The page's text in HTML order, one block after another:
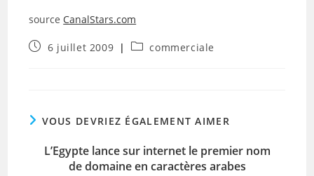
source CanalStars.com
Publication
6 juillet 2009
Postcommerciale
VOUS DEVRIEZ ÉGALEMENT AIMER
L’Egypte lance sur internet le premier nom
de domaine en caractères arabes